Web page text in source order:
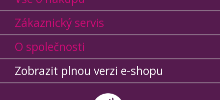
Zákaznický servis
O společnosti
Zobrazit plnou verzi e-shopu